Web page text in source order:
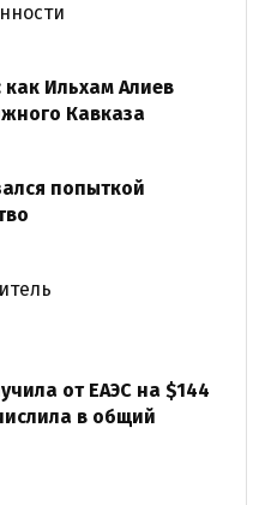
Ильхам Алиев
Кавказа
попыткой
от ЕАЭС на $144
в общий